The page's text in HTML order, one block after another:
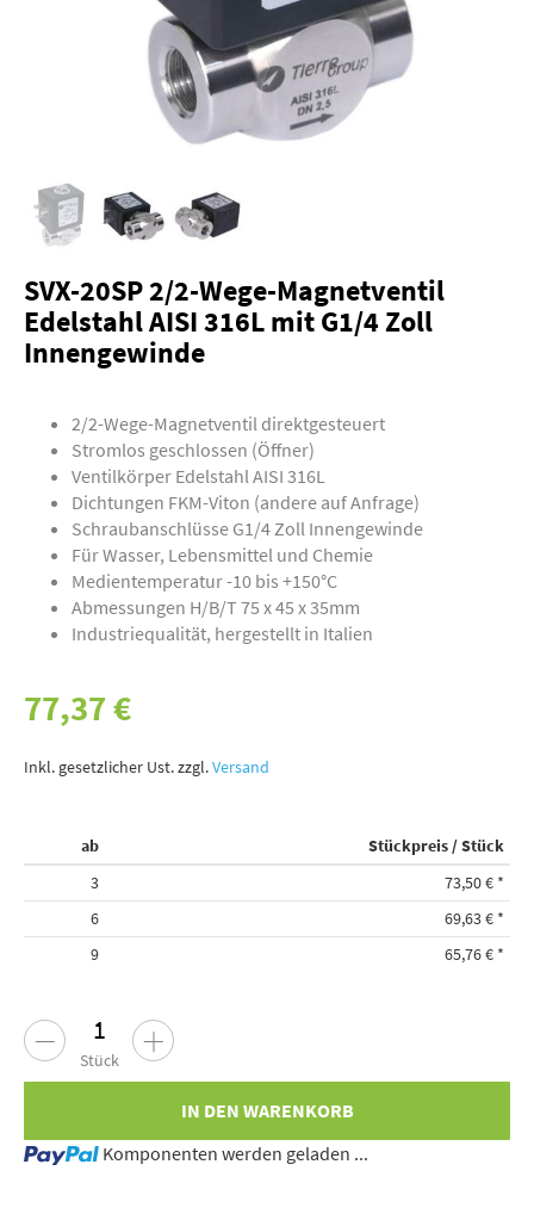
SVX-20SP 2/2-Wege-Magnetventil
Edelstahl AISI 316L mit G1/4 Zoll
Innengewinde
2/2-Wege-Magnetventil direktgesteuert
Stromlos geschlossen (Öffner)
Ventilkörper Edelstahl AISI 316L
Dichtungen FKM-Viton (andere auf Anfrage)
Schraubanschlüsse G1/4 Zoll Innengewinde
Für Wasser, Lebensmittel und Chemie
Medientemperatur -10 bis +150°C
Abmessungen H/B/T 75 x 45 x 35mm
Industriequalität, hergestellt in Italien
77,37 €
Inkl. gesetzlicher Ust. zzgl.Versand
ab
Stückpreis / Stück
3
73,50 € *
6
69,63 € *
9
65,76 € *
Stück
IN DEN WARENKORB
Loading... Komponenten werden geladen ...